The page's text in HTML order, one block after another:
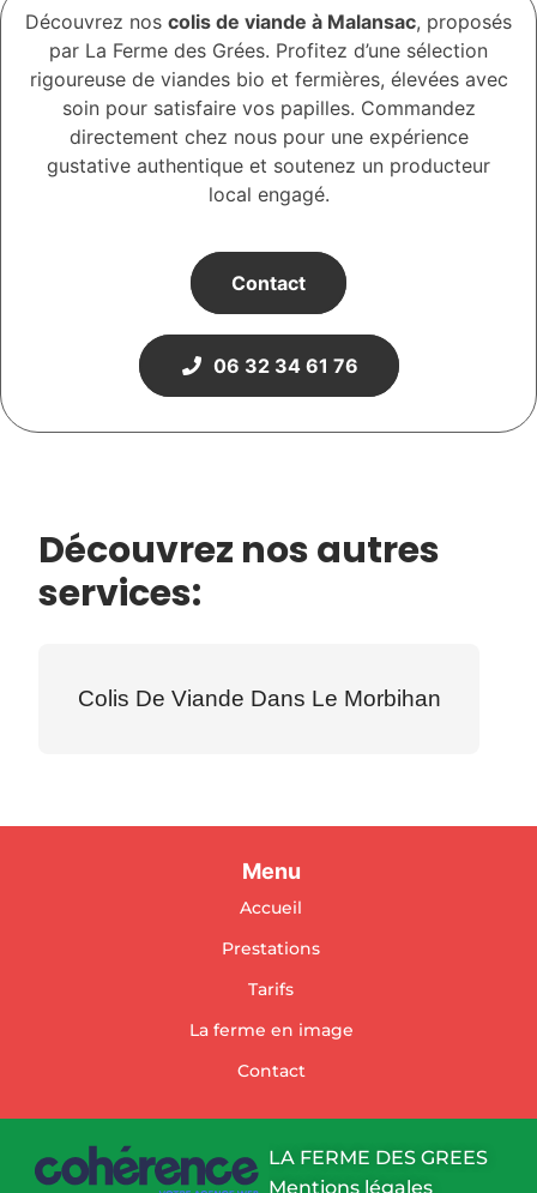
Découvrez nos colis de viande à Malansac, proposés
par La Ferme des Grées. Profitez d’une sélection
rigoureuse de viandes bio et fermières, élevées avec
soin pour satisfaire vos papilles. Commandez
directement chez nous pour une expérience
gustative authentique et soutenez un producteur
local engagé.
Contact
06 32 34 61 76
Découvrez nos autres
services:
Colis De Viande Dans Le Morbihan
Menu
Accueil
Prestations
Tarifs
La ferme en image
Contact
LA FERME DES GREES
Mentions légales